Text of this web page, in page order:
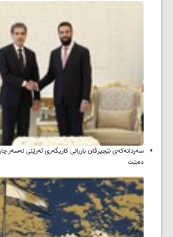
سه‌ردانه‌کەی نێچیرڤان بارزانی كاریگه‌ری ئه‌رێنی له‌سه‌ر
ده‌بێت